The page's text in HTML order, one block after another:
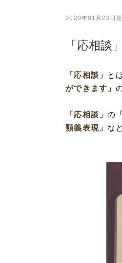
2020年01月23日
「応相談
「応相談」 と
ができます」
「応相談」 の
類義表現」 な